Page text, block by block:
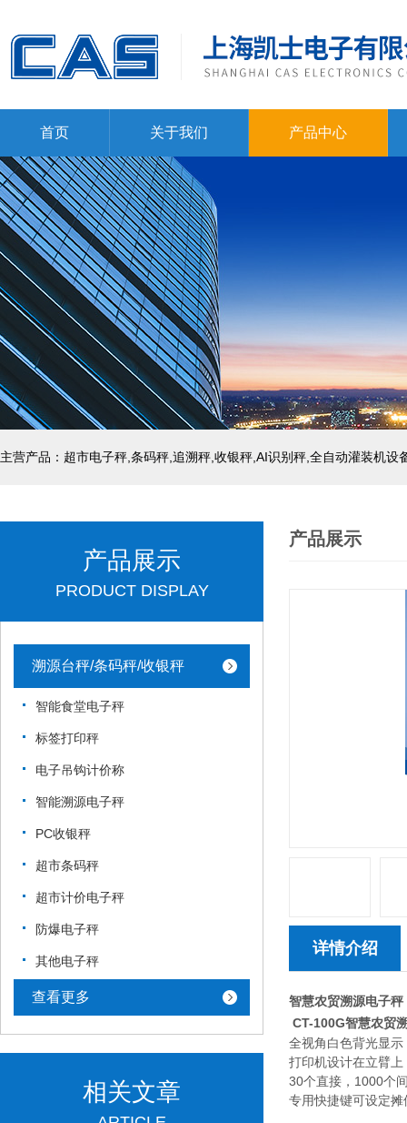
首页 关于我们 产品中心
主营产品：超市电子秤,条码秤,追溯秤,收银秤,AI识别秤,全自动灌装机设
产品展示
PRODUCT DISPLAY
溯源台秤/条码秤/收银秤
智能食堂电子秤
标签打印秤
电子吊钩计价称
智能溯源电子秤
PC收银秤
超市条码秤
超市计价电子秤
防爆电子秤
其他电子秤
查看更多
相关文章
产品展示
详情介绍
智慧农贸溯源电子秤
CT-100G智慧农贸
全视角白色背光显示
打印机设计在立臂
30个直接，1000个
专用快捷键可设定